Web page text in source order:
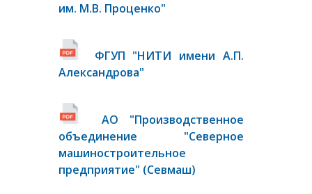
им. М.В. Проценко"
ФГУП "НИТИ имени А.П.
Александрова"
АО "Производственное
объединение "Северное
машиностроительное
предприятие" (Севмаш)